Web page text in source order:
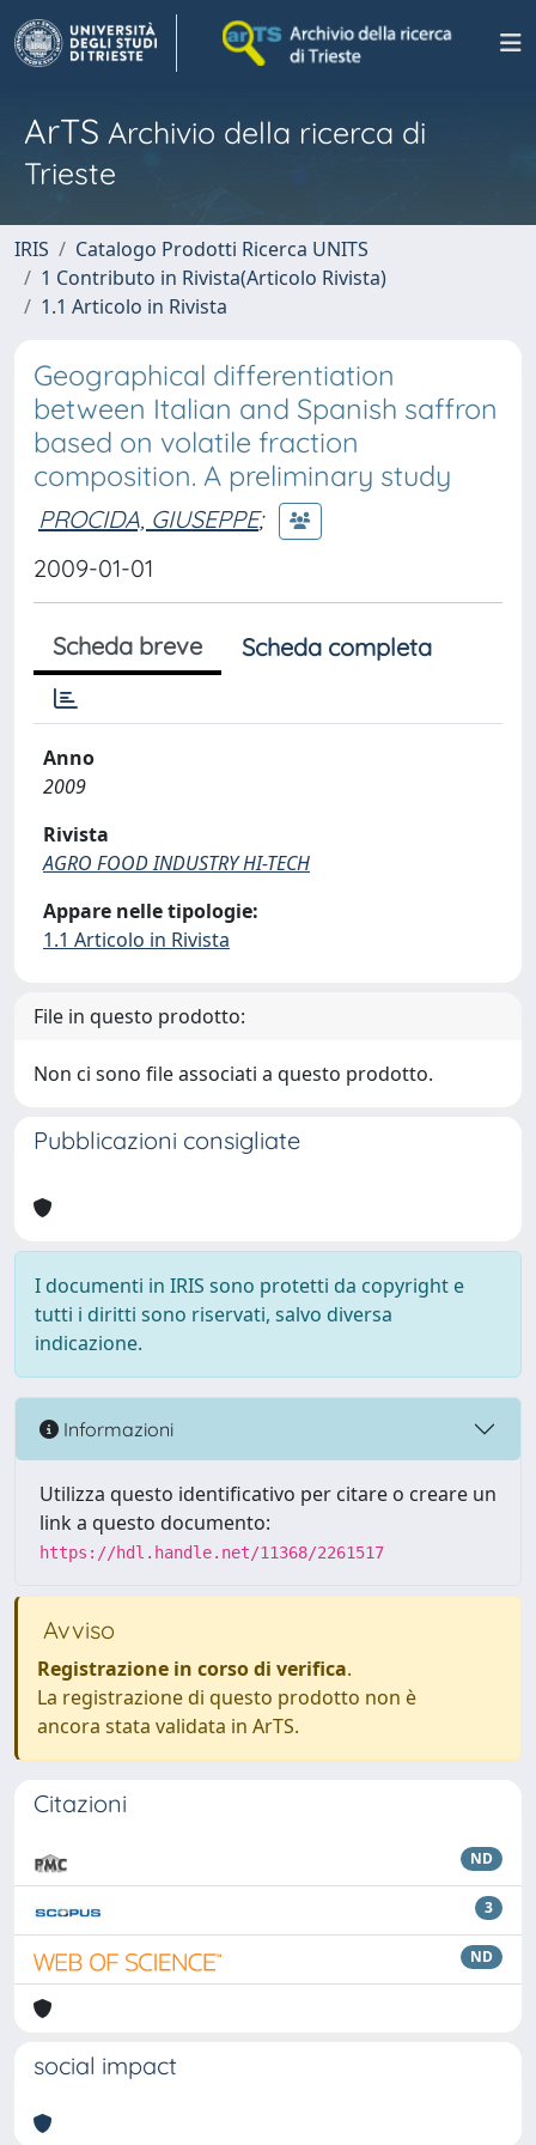
ArTS Archivio della ricerca di
Trieste
IRIS
Catalogo Prodotti Ricerca UNITS
1 Contributo in Rivista(Articolo Rivista)
1.1 Articolo in Rivista
Geographical differentiation
between Italian and Spanish saffron
based on volatile fraction
composition. A preliminary study
PROCIDA, GIUSEPPE;
2009-01-01
Scheda breve Scheda completa
Anno
2009
Rivista
AGRO FOOD INDUSTRY HI-TECH
Appare nelle tipologie:
1.1 Articolo in Rivista
File in questo prodotto:
Non ci sono file associati a questo prodotto.
Pubblicazioni consigliate
I documenti in IRIS sono protetti da copyright e
tutti i diritti sono riservati, salvo diversa
indicazione.
Informazioni
Utilizza questo identificativo per citare o creare un
link a questo documento:
https://hdl.handle.net/11368/2261517
Avviso
Registrazione in corso di verifica.
La registrazione di questo prodotto non è
ancora stata validata in ArTS.
Citazioni
ND
3
ND
social impact